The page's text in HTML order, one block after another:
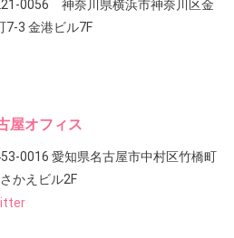
0056 神奈川県横浜市神奈川区金
7-3 金港ビル7F
屋オフィス
0016 愛知県名古屋市中村区竹橋町
かえビル2F